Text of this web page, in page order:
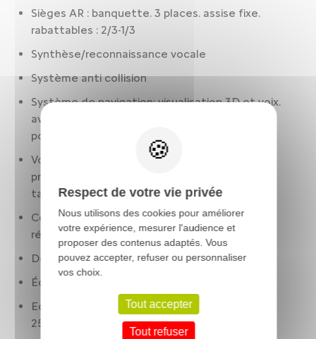
Sièges AR : banquette. 3 places. assise fixe.
rabattables : 2/3-1/3
Synthèse/reconnaissance vocale
Système anti collision
Système de navigation: visualisation 3D et voix.
avec écran tactile. affichage couleur. 10.00
pouces. alimentation par internet. 25.4 et 0
Volant cuir. réglable en hauteur. réglable en
profondeur. multi-fonctions et commandes
tactiles
Contrôle des phares: allumage automatique.
réglage en hauteur automatique
Détection panneaux signalisation
Éclairage ambiance
Ecran de divertissement: 10.00 " tactile. AV et
25.4
Respect de votre vie privée
Nous utilisons des cookies pour améliorer
votre expérience, mesurer l'audience et
proposer des contenus adaptés. Vous
pouvez accepter, refuser ou personnaliser
vos choix.
Tout accepter
Tout refuser